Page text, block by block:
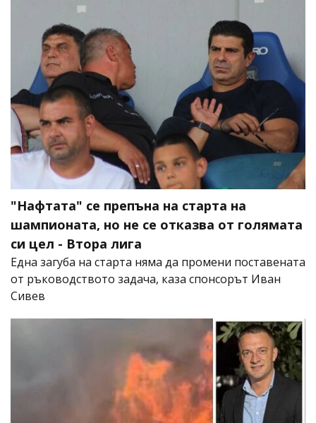
"Нафтата" се препъна на старта на
шампионата, но не се отказва от голямата
си цел - Втора лига
Една загуба на старта няма да промени поставената
от ръководството задача, каза спонсорът Иван
Сивев